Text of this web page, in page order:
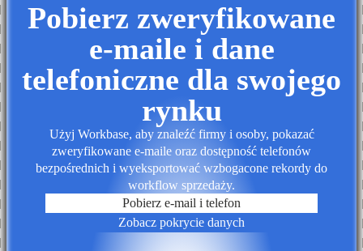
Pobierz zweryfikowane
e-maile i dane
telefoniczne dla swojego
rynku
Użyj Workbase, aby znaleźć firmy i osoby, pokazać
zweryfikowane e-maile oraz dostępność telefonów
bezpośrednich i wyeksportować wzbogacone rekordy do
workflow sprzedaży.
Pobierz e-mail i telefon
Zobacz pokrycie danych